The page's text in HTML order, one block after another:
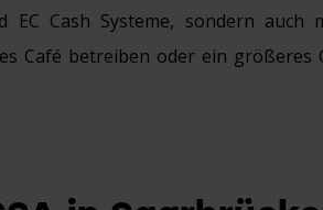
Cash Systeme, sondern auch
Café betreiben oder ein